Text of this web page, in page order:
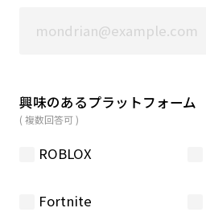
興味のあるプラットフォーム
( 複数回答可 )
ROBLOX
Fortnite